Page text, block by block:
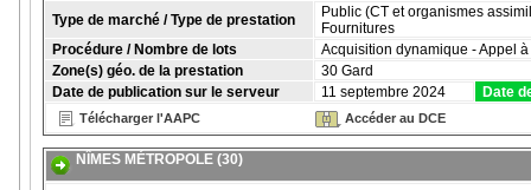
Type de marché / Type de prestation
Public (CT et organismes
Fournitures
Procédure / Nombre de lots
Acquisition dynamique - Appel
Zone(s) géo. de la prestation
30 Gard
Date de publication sur le serveur
11 septembre 2024 Date
Télécharger l'AAPC Accéder au DCE
NÎMES MÉTROPOLE (30)